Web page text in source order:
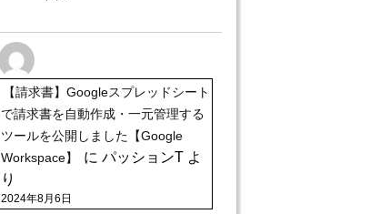
【請求書】Googleスプレッドシート
で請求書を自動作成・一元管理する
ツールを公開しました【Google
Workspace】
に パッションT よ
り
2024年8月6日